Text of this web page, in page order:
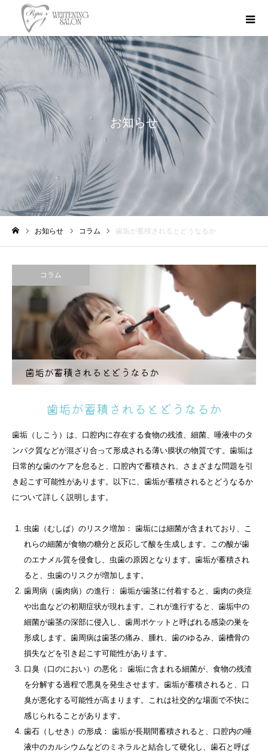
お知らせ
お知らせ コラム 歯垢が蓄積されるとどうなるか
コラム
歯垢が蓄積されるとどうなるか
歯垢が蓄積されるとどうなるか
歯垢（しこう）は、口腔内に存在する食物の残渣、細菌、唾液中のタ
ンパク質などが混ざり合って形成される薄い膜状の物質です。歯垢は
日常的な歯のケアを怠ると、口腔内で蓄積され、さまざまな問題を引
き起こす可能性があります。以下に、歯垢が蓄積されるとどうなるか
について詳しく説明します。
虫歯（むしば）のリスク増加： 歯垢には細菌が含まれており、こ
れらの細菌が食物の糖分と反応して酸を生成します。この酸が歯
のエナメル質を侵食し、虫歯の原因となります。歯垢が蓄積され
ると、虫歯のリスクが増加します。
歯周病（歯肉病）の進行： 歯垢が歯茎に付着すると、歯肉の炎症
や出血などの初期症状が現れます。これが進行すると、歯垢中の
細菌が歯茎の深部に侵入し、歯周ポケットと呼ばれる感染の巣を
形成します。歯周病は歯茎の痛み、腫れ、歯のゆるみ、歯槽骨の
損失などを引き起こす可能性があります。
口臭（口のにおい）の悪化： 歯垢に含まれる細菌が、食物の残渣
を分解する過程で悪臭を発生させます。歯垢が蓄積されると、口
臭が悪化する可能性が高まります。これは社交的な場面で不快に
感じられることがあります。
歯石（しせき）の形成： 歯垢が長期間蓄積されると、口腔内の唾
液中のカルシウムなどのミネラルと結合して硬化し、歯石と呼ば